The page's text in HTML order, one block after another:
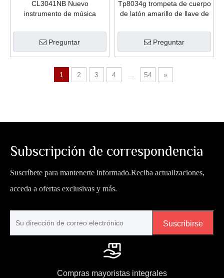
CL3041NB Nuevo
instrumento de música
BB Clarinet
Preguntar
Tp8034g trompeta de cuerpo
de latón amarillo de llave de
Preguntar
1 2 3 4 54 »
Subscripción de correspondencia
Suscríbete para mantenerte informado.Reciba actualizaciones,
acceda a ofertas exclusivas y más.
Suscribirse
Compras mayoristas integrales